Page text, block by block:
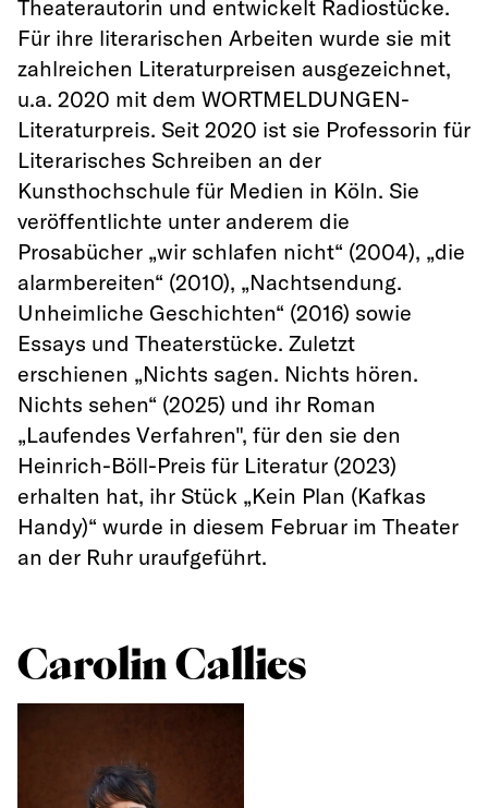
Theaterautorin und entwickelt Radiostücke.
Für ihre literarischen Arbeiten wurde sie mit
zahlreichen Literaturpreisen ausgezeichnet,
u.a. 2020 mit dem WORTMELDUNGEN-
Literaturpreis. Seit 2020 ist sie Professorin für
Literarisches Schreiben an der
Kunsthochschule für Medien in Köln. Sie
veröffentlichte unter anderem die
Prosabücher „wir schlafen nicht“ (2004), „die
alarmbereiten“ (2010), „Nachtsendung.
Unheimliche Geschichten“ (2016) sowie
Essays und Theaterstücke. Zuletzt
erschienen „Nichts sagen. Nichts hören.
Nichts sehen“ (2025) und ihr Roman
„Laufendes Verfahren", für den sie den
Heinrich-Böll-Preis für Literatur (2023)
erhalten hat, ihr Stück „Kein Plan (Kafkas
Handy)“ wurde in diesem Februar im Theater
an der Ruhr uraufgeführt.
Carolin Callies